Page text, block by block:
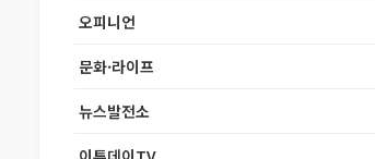
오피니언
문화·라이프
뉴스발전소